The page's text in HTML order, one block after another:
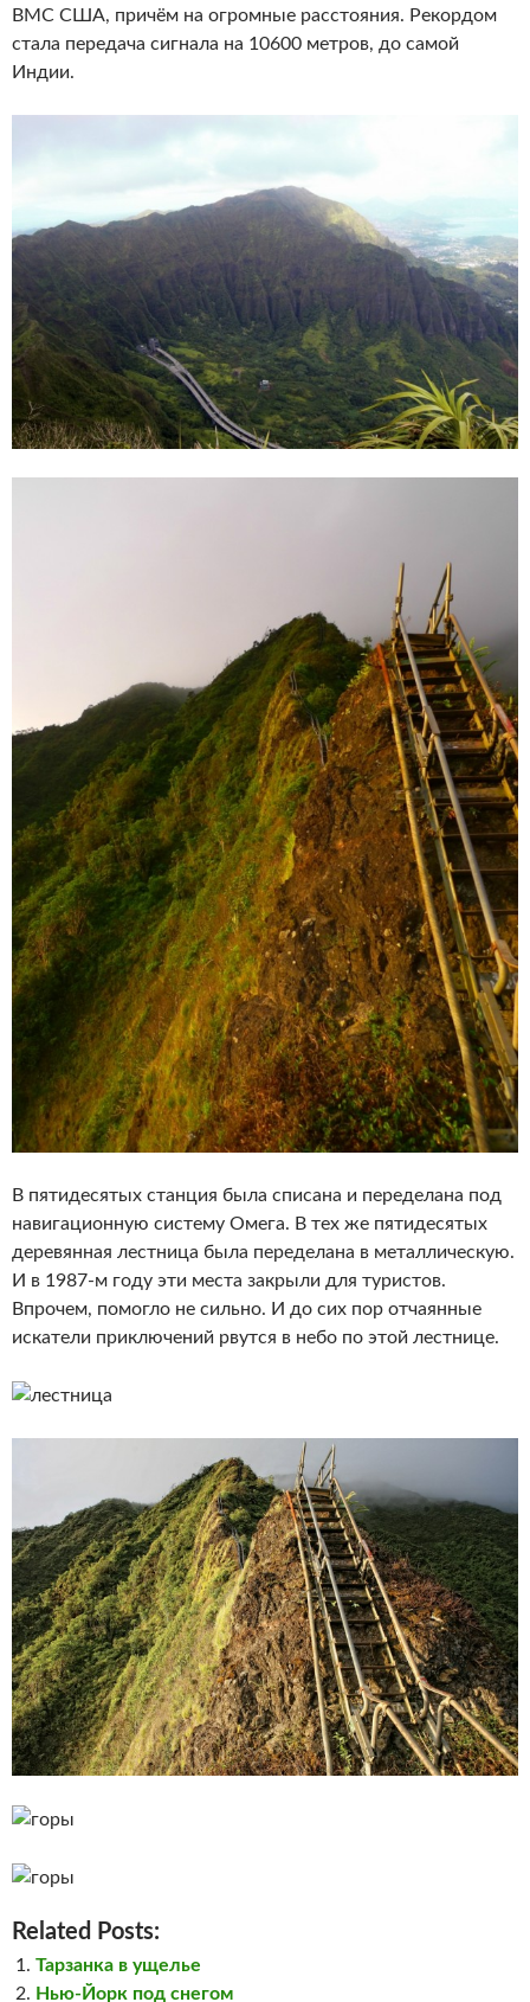
ВМС США, причём на огромные расстояния. Рекордом
стала передача сигнала на 10600 метров, до самой
Индии.
В пятидесятых станция была списана и переделана под
навигационную систему Омега. В тех же пятидесятых
деревянная лестница была переделана в металлическую.
И в 1987-м году эти места закрыли для туристов.
Впрочем, помогло не сильно. И до сих пор отчаянные
искатели приключений рвутся в небо по этой лестнице.
Related Posts:
Тарзанка в ущелье
Нью-Йорк под снегом